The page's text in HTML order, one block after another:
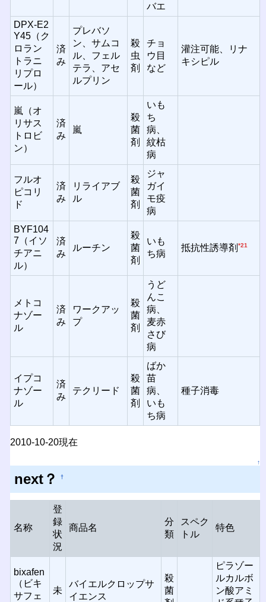
バエ
DPX-E2
Y45（ク
ロラン
トラニ
リプロ
ール）
済
み
プレバソ
ン、サムコ
ル、フェル
テラ、アセ
ルプリン
殺
虫
剤
チョ
ウ目
など
灌注可能、リナ
キシピル
嵐（オ
リサス
トロビ
ン）
済
み
嵐
殺
菌
剤
いも
ち
病、
紋枯
病
フルオ
ピコリ
ド
済
み
リライアブ
ル
殺
菌
剤
ジャ
ガイ
モ疫
病
BYF104
7（イソ
チアニ
ル）
済
み
ルーチン
殺
菌
剤
いも
ち病
抵抗性誘導剤*21
メトコ
ナゾー
ル
済
み
ワークアッ
プ
殺
菌
剤
うど
んこ
病、
麦赤
さび
病
イプコ
ナゾー
ル
済
み
テクリード
殺
菌
剤
ばか
苗
病、
いも
ち病
種子消毒
2010-10-20現在
↑
next？ †
名称
登
録
状
況
商品名
分
類
スペク
トル
特色
bixafen
（ビキ
サフェ
未
バイエルクロップサ
イエンス
殺
菌
ピラゾー
ルカルボ
ン酸アミ